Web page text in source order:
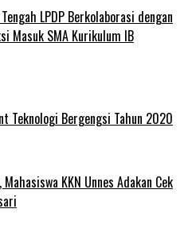
LPDP Berkolaborasi dengan
Masuk SMA Kurikulum IB
Teknologi Bergengsi Tahun 2020
KKN Unnes Adakan Cek